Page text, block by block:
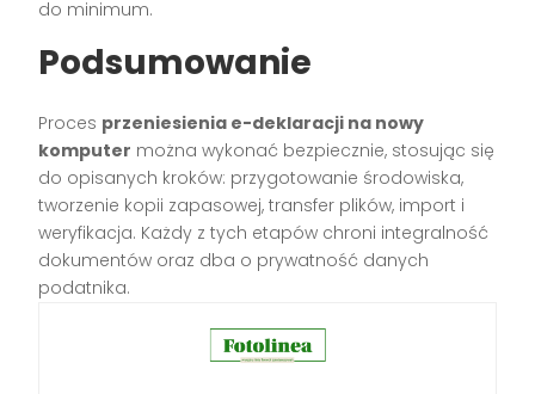
do minimum.
Podsumowanie
Proces przeniesienia e-deklaracji na nowy
komputer można wykonać bezpiecznie, stosując się
do opisanych kroków: przygotowanie środowiska,
tworzenie kopii zapasowej, transfer plików, import i
weryfikacja. Każdy z tych etapów chroni integralność
dokumentów oraz dba o prywatność danych
podatnika.